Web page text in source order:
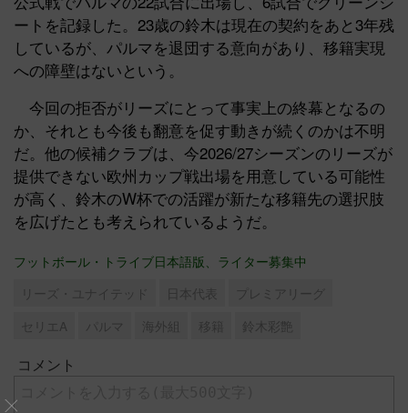
ートを記録した。23歳の鈴木は現在の契約をあと3年残
しているが、パルマを退団する意向があり、移籍実現
への障壁はないという。
今回の拒否がリーズにとって事実上の終幕となるの
か、それとも今後も翻意を促す動きが続くのかは不明
だ。他の候補クラブは、今2026/27シーズンのリーズが
提供できない欧州カップ戦出場を用意している可能性
が高く、鈴木のW杯での活躍が新たな移籍先の選択肢
を広げたとも考えられているようだ。
フットボール・トライブ日本語版、ライター募集中
リーズ・ユナイテッド 日本代表
プレミアリーグ
セリエA
パルマ 海外組 移籍 鈴木彩艶